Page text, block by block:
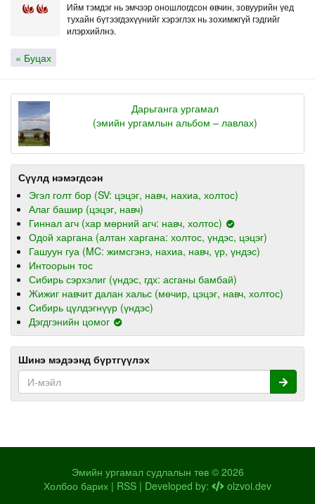
Ийм тэмдэг нь эмчээр оношлогдсон өвчин, зовуурийн үед
тухайн бүтээгдэхүүнийг хэрэглэх нь зохимжгүй гэдгийг
илэрхийлнэ.
« Буцах
Дарьганга ургамал
(эмийн ургамлын альбом – лавлах)
Сүүлд нэмэгдсэн
Эгэл голт бор (SV: цэцэг, навч, нахиа, холтос)
Алаг башир (цэцэг, навч)
Гиннал агч (хар мөрний агч: навч, холтос)
Одой харгана (алтан харгана: холтос, үндэс, цэцэг)
Гашуун гуа (MC: жимсгэнэ, нахиа, навч, үр, үндэс)
Интоорын тос
Сибирь сэрхэлиг (үндэс, гдх: асганы бамбай)
Жижиг навчит далан хальс (мөчир, цэцэг, навч, холтос)
Сибирь цүлдэгнүүр (үндэс)
Дэгдгэнийн цомог
Шинэ мэдээнд бүртгүүлэх
Эмийн ургамал судлалын төв © 2026
Холбоо барих | RSS | Developed by: olzvoi.dev